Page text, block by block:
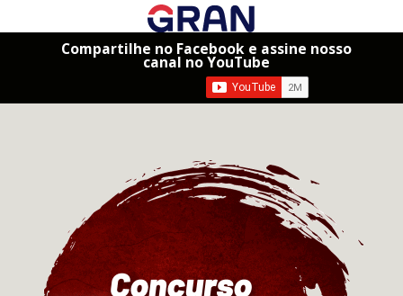
Compartilhe no Facebook e assine nosso
canal no YouTube